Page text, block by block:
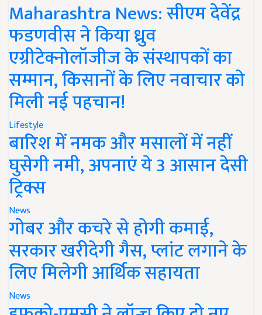
Maharashtra News: सीएम देवेंद्र
फडणवीस ने किया ध्रुव
एग्रीटेक्नोलॉजीज के संस्थापकों का
सम्मान, किसानों के लिए नवाचार को
मिली नई पहचान!
Lifestyle
बारिश में नमक और मसालों में नहीं
घुसेगी नमी, अपनाएं ये 3 आसान देसी
ट्रिक्स
News
गोबर और कचरे से होगी कमाई,
सरकार खरीदेगी गैस, प्लांट लगाने के
लिए मिलेगी आर्थिक सहायता
News